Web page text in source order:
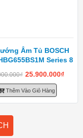
Âm Tủ BOSCH
Series 8
₫ 25.900.000₫
Thêm Vào Giỏ Hàng